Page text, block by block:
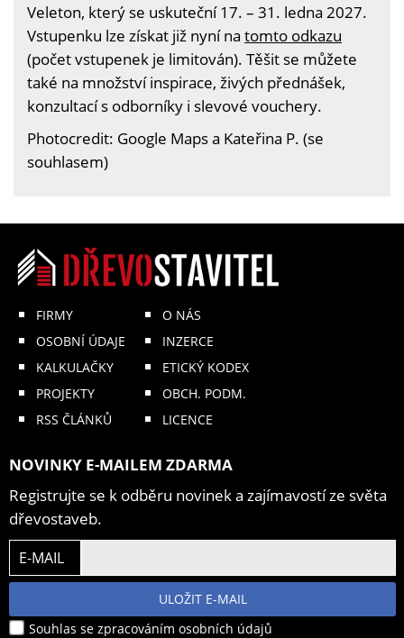
Veleton, který se uskuteční 17. – 31. ledna 2027.
Vstupenku lze získat již nyní na tomto odkazu
(počet vstupenek je limitován). Těšit se můžete
také na množství inspirace, živých přednášek,
konzultací s odborníky i slevové vouchery.
Photocredit: Google Maps a Kateřina P. (se
souhlasem)
FIRMY
OSOBNÍ ÚDAJE
KALKULAČKY
PROJEKTY
RSS ČLÁNKŮ
O NÁS
INZERCE
ETICKÝ KODEX
OBCH. PODM.
LICENCE
NOVINKY E-MAILEM ZDARMA
Registrujte se k odběru novinek a zajímavostí ze světa
dřevostaveb.
E-MAIL
ULOŽIT E-MAIL
Souhlas se zpracováním osobních údajů